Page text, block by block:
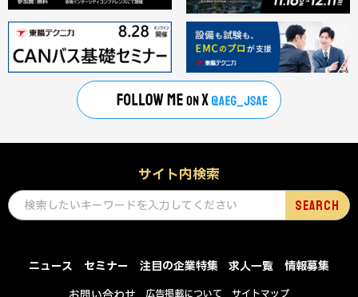
サイト内検索
ニュース セミナー 注目の企業特集 求人一覧
情報募集
広告掲載について サイトマップ